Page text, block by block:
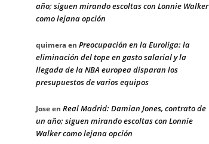
año; siguen mirando escoltas con Lonnie Walker
como lejana opción
quimeraen Preocupación en la Euroliga: la
eliminación del tope en gasto salarial y la
llegada de la NBA europea disparan los
presupuestos de varios equipos
Joseen Real Madrid: Damian Jones, contrato de
un año; siguen mirando escoltas con Lonnie
Walker como lejana opción